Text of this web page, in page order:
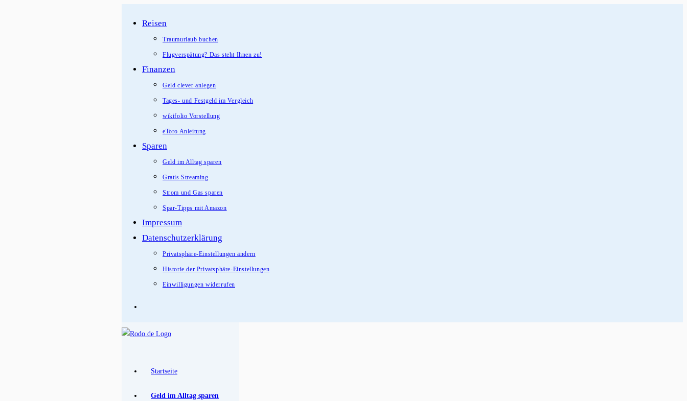
Inhalt
Reisen
Traumurlaub buchen
Flugverspätung? Das steht Ihnen zu!
Finanzen
Geld clever anlegen
Tages- und Festgeld im Vergleich
wikifolio Vorstellung
eToro Anleitung
Sparen
Geld im Alltag sparen
Gratis Streaming
Strom und Gas sparen
Spar-Tipps mit Amazon
Impressum
Datenschutzerklärung
Privatsphäre-Einstellungen ändern
Historie der Privatsphäre-Einstellungen
Einwilligungen widerrufen
Startseite
Geld im Alltag sparen